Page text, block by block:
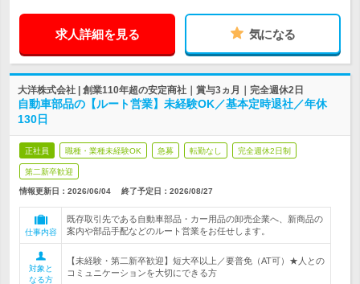
求人詳細を見る 気になる
大洋株式会社 | 創業110年超の安定商社｜賞与3ヵ月｜完全週休2日
自動車部品の【ルート営業】未経験OK／基本定時退社／年休
130日
正社員 職種・業種未経験OK 急募 転勤なし 完全週休2日制
第二新卒歓迎
情報更新日：2026/06/04 終了予定日： 2026/08/27
仕事内容
既存取引先である自動車部品・カー用品の卸売企業へ、新商品の
案内や部品手配などのルート営業をお任せします。
対象と
なる方
【未経験・第二新卒歓迎】短大卒以上／要普免（AT可）★人との
コミュニケーションを大切にできる方